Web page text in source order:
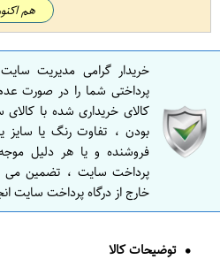
هم
خریدار گرامی مدیریت
پرداختی شما را در صورت
کالای خریداری شده با
بودن ، تفاوت رنگ یا سایز
فروشنده و یا هر دلیل
پرداخت سایت ، تضمین می
خارج از درگاه پرداخت سایت
توضیحات کالا